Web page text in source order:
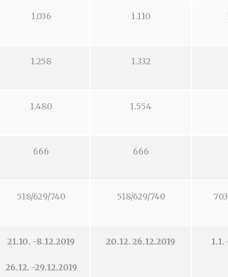
1.036 1.110
1.258 1.332
1.480 1.554
666 666
518/629/740 518/629/740
21.10. -8.12.2019
26.12. -29.12.2019
20.12. 26.12.2019 1.1.